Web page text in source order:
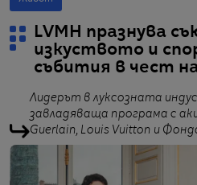
LVMH празнува
изкуството и
събития в чест
Лидерът в луксозната
завладяваща програма с
Guerlain, Louis Vuitton и